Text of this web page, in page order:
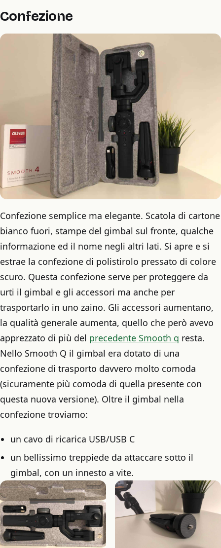
Confezione
Confezione semplice ma elegante. Scatola di cartone
bianco fuori, stampe del gimbal sul fronte, qualche
informazione ed il nome negli altri lati. Si apre e si
estrae la confezione di polistirolo pressato di colore
scuro. Questa confezione serve per proteggere da
urti il gimbal e gli accessori ma anche per
trasportarlo in uno zaino. Gli accessori aumentano,
la qualità generale aumenta, quello che però avevo
apprezzato di più del precedente Smooth q resta.
Nello Smooth Q il gimbal era dotato di una
confezione di trasporto davvero molto comoda
(sicuramente più comoda di quella presente con
questa nuova versione). Oltre il gimbal nella
confezione troviamo:
un cavo di ricarica USB/USB C
un bellissimo treppiede da attaccare sotto il
gimbal, con un innesto a vite.